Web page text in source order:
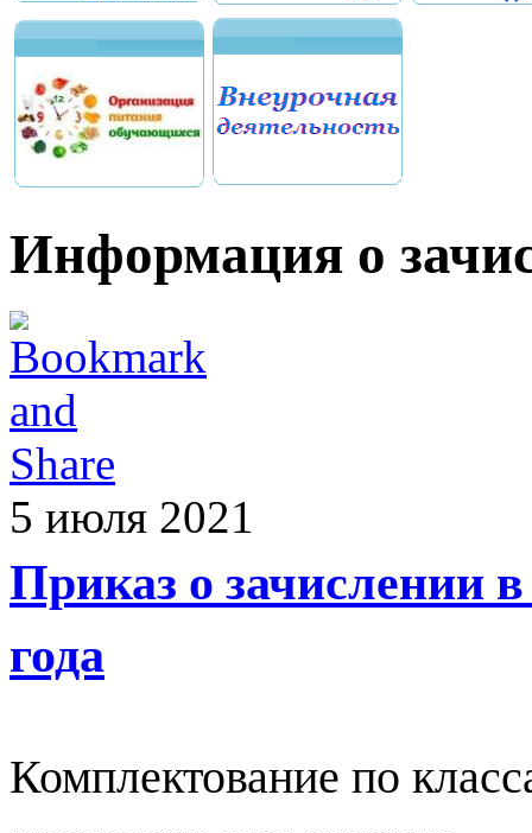
Информация о
5 июля 2021
Приказ о зачислении
года
Комплектование по